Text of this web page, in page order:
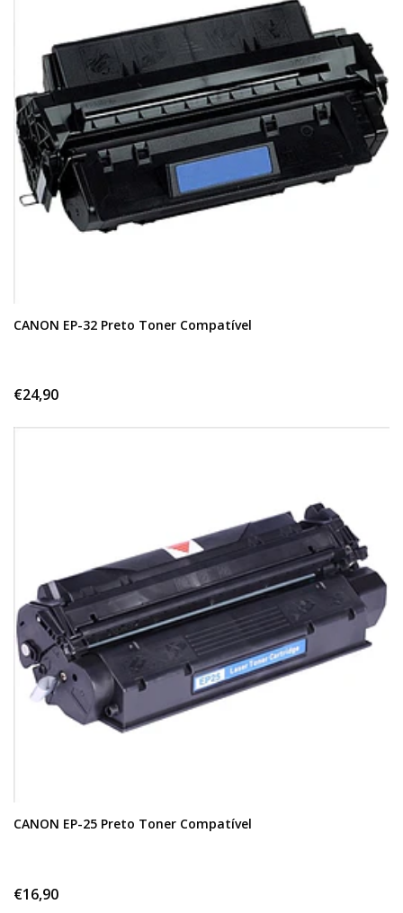
CANON EP-32 Preto Toner Compatível
€24,90
CANON EP-25 Preto Toner Compatível
€16,90